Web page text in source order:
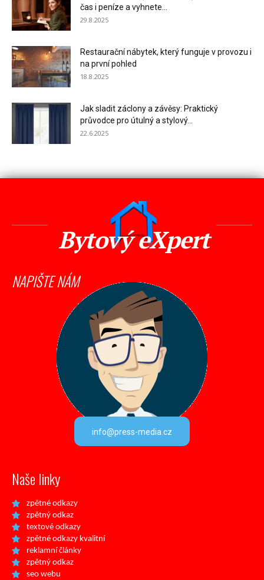
čas i peníze a vyhnete...
29.8.2025
Restaurační nábytek, který funguje v provozu i
na první pohled
18.8.2025
Jak sladit záclony a závěsy: Praktický
průvodce pro útulný a stylový...
22.6.2025
Bytový eXpert
NAPIŠTE NÁM
info@press-media.cz
Naše linky
zpětné odkazy
zpětný odkaz
textové odkazy
zpětné odkazy kvalitní
reklamní články
zpětný odkaz
seo webu